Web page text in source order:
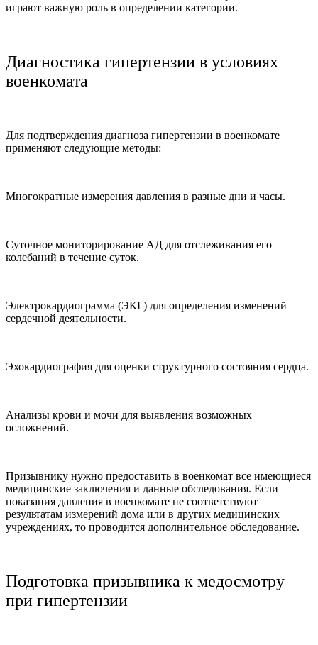
играют важную роль в определении категории.
Диагностика гипертензии в условиях
военкомата
Для подтверждения диагноза гипертензии в военкомате
применяют следующие методы:
Многократные измерения давления в разные дни и часы.
Суточное мониторирование АД для отслеживания его
колебаний в течение суток.
Электрокардиограмма (ЭКГ) для определения изменений
сердечной деятельности.
Эхокардиография для оценки структурного состояния сердца.
Анализы крови и мочи для выявления возможных
осложнений.
Призывнику нужно предоставить в военкомат все имеющиеся
медицинские заключения и данные обследования. Если
показания давления в военкомате не соответствуют
результатам измерений дома или в других медицинских
учреждениях, то проводится дополнительное обследование.
Подготовка призывника к медосмотру
при гипертензии